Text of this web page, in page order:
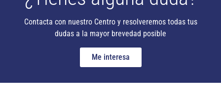
Contacta con nuestro Centro y resolveremos todas tus
dudas a la mayor brevedad posible
Me interesa